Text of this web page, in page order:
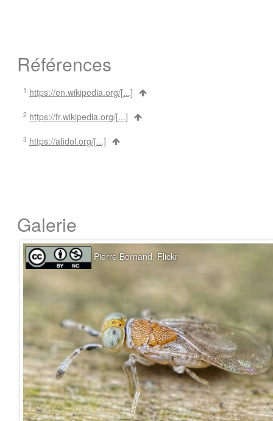
Références
1 https://en.wikipedia.org/[...]
2 https://fr.wikipedia.org/[...]
3 https://afidol.org/[...]
Galerie
Pierre Bornand, Flickr